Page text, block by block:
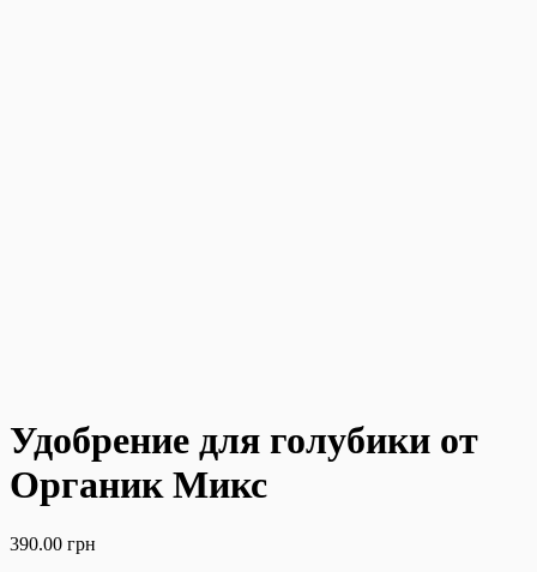
Удобрение для голубики от
Органик Микс
390.00 грн